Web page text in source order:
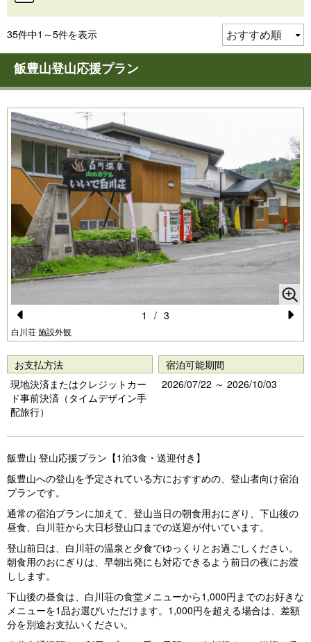
35件中1～5件を表示
飯豊山登山応援プラン
Pr
e
vi
o
u
s
白川荘 施設外観
e
xt
1 / 3
お支払方法
現地決済またはクレジットカー
ド事前決済（タイムデザイン手
配旅行）
宿泊可能期間
2026/07/22 ～ 2026/10/03
飯豊山 登山応援プラン【1泊3食・送迎付き】
飯豊山への登山を予定されている方におすすめの、登山者向け宿泊
プランです。
通常の宿泊プランに加えて、登山当日の朝食用おにぎり、下山後の
昼食、白川荘から大日杉登山口までの送迎が付いています。
登山前日は、白川荘の温泉と夕食でゆっくりとお過ごしください。
朝食用のおにぎりは、早朝出発にも対応できるよう前日の夜にお渡
しします。
下山後の昼食は、白川荘の食堂メニューから1,000円までのお好きな
メニューを1品お選びいただけます。1,000円を超える場合は、差額
分を別途お支払いください。